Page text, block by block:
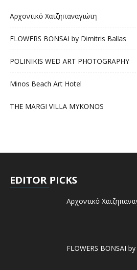
Αρχοντικό Χατζηπαναγιώτη
FLOWERS BONSAI by Dimitris Ballas
POLINIKIS WED ART PHOTOGRAPHY
Minos Beach Art Hotel
THE MARGI VILLA MYKONOS
EDITOR PICKS
Αρχοντικό
FLOWERS BONSAI